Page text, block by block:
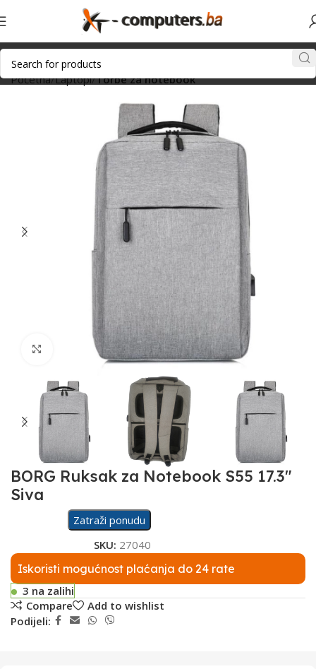
Početna Laptopi Torbe za notebook
Click to enlarge
BORG Ruksak za Notebook S55 17.3″
Siva
Zatraži ponudu
SKU: 27040
Iskoristi mogućnost plaćanja do 24 rate
3 na zalihi
Compare
Add to wishlist
Podijeli: